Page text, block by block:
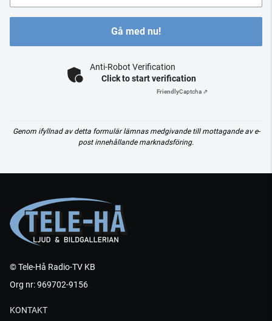
Gå med nu!
Anti-Robot Verification
Click to start verification
FriendlyCaptcha ⇗
Genom ifyllnad av detta formulär lämnas medgivande till mottagande av e-
post innehållande marknadsföring.
© Tele-Hå Radio-TV KB
Org nr: 969702-9156
KONTAKT